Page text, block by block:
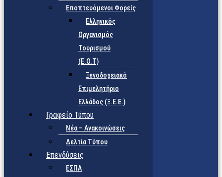
Εποπτευόμενοι Φορείς
Eλληνικός
Οργανισμός
Τουρισμού
(Ε.Ο.Τ)
Ξενοδοχειακό
Επιμελητήριο
Ελλάδος (Ξ.Ε.Ε.)
Γραφείο Τύπου
Νέα – Ανακοινώσεις
Δελτία Τύπου
Επενδύσεις
ΕΣΠΑ